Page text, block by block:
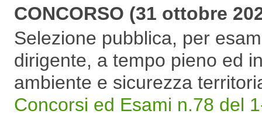
CONCORSO (31 ottobre
Selezione pubblica, per
dirigente, a tempo pieno ed
ambiente e sicurezza
Concorsi ed Esami n.78 del